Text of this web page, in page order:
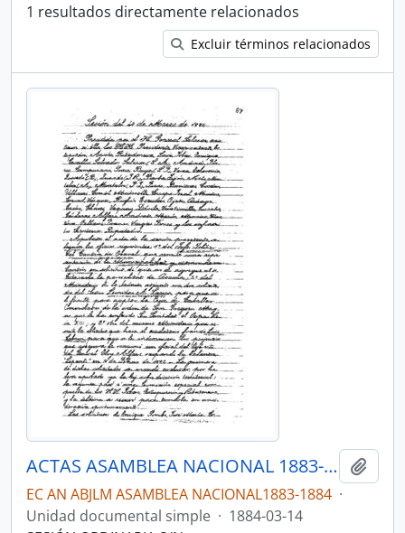
1 resultados directamente relacionados
Excluir términos relacionados
ACTAS ASAMBLEA NACIONAL 1883-1884
EC AN ABJLM ASAMBLEA NACIONAL1883-1884 ·
Unidad documental simple · 1884-03-14